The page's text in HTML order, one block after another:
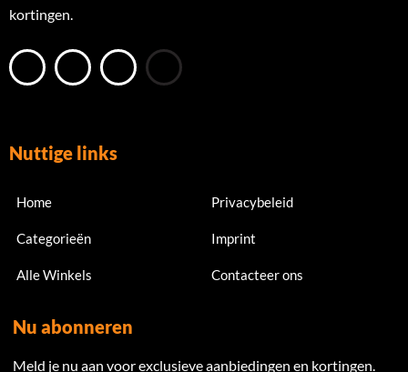
kortingen.
Nuttige links
Home
Categorieën
Alle Winkels
Privacybeleid
Imprint
Contacteer ons
Nu abonneren
Meld je nu aan voor exclusieve aanbiedingen en kortingen.